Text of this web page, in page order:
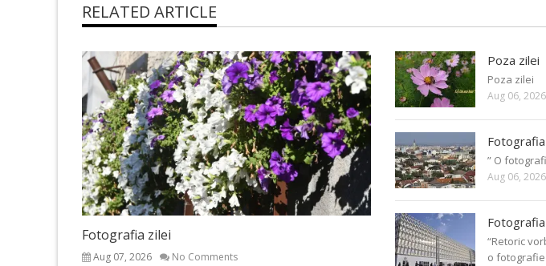
RELATED ARTICLE
Fotografia zilei
Aug 07, 2026 No Comments
Poza zilei
Poza zilei
Aug 06, 2026
” O
Aug 06, 2026
“Retoric
o